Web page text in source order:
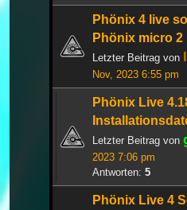
Phönix 4 live
Phönix micro 2
Letzter Beitrag von
Nov, 2023 6:55 pm
Phönix Live
Letzter Beitrag von
2023 7:06 pm
Antworten: 5
Phönix Live 4